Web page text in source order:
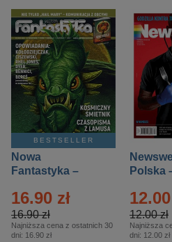
BESTSELLER
Nowa
Fantastyka –
16.90 zł
16.90 zł
Najniższa cena z ostatnich 30
dni: 16.90 zł
Polska
12.00
12.00 zł
Najniższa
dni: 12.00 zł